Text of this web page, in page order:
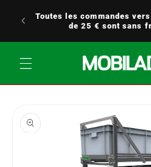
directement
au contenu
partir
Service client 24h/24 et
toujours là pour vous
sur le
produit